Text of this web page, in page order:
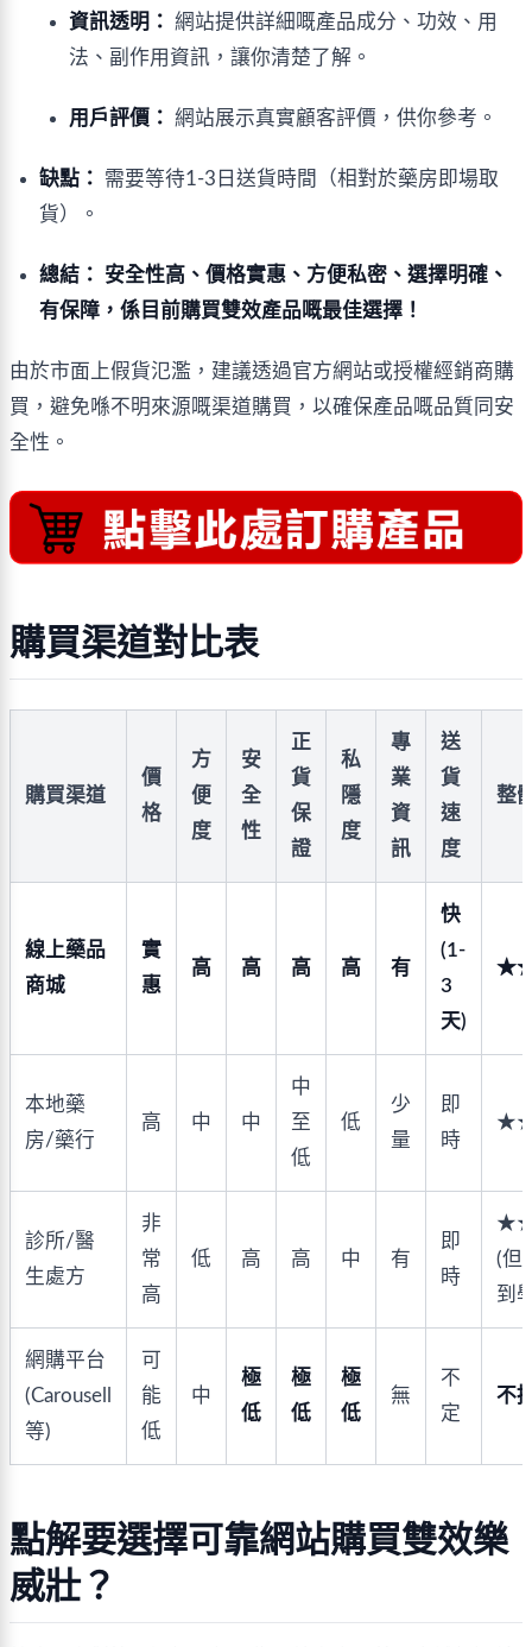
資訊透明： 網站提供詳細嘅產品成分、功效、用
法、副作用資訊，讓你清楚了解。
用戶評價： 網站展示真實顧客評價，供你參考。
缺點：
需要等待1-3日送貨時間（相對於藥房即場取
貨）。
總結：
安全性高、價格實惠、方便私密、選擇明確、
有保障，係目前購買雙效產品嘅最佳選擇！
由於市面上假貨氾濫，建議透過官方網站或授權經銷商購
買，避免喺不明來源嘅渠道購買，以確保產品嘅品質同安
全性。
購買渠道對比表
購買渠道
價
格
方
便
度
安
全
性
正
貨
保
證
私
隱
度
專
業
資
訊
送
貨
速
度
整
線上藥品
商城
實
惠
高 高 高 高 有
快
(1-
3
天)
本地藥
房/藥行
高 中 中
中
至
低
低
少
量
即
時
診所/醫
生處方
非
常
高
低 高 高 中 有
即
時
(但
到
網購平台
(Carousell
等)
可
能
低
中
極
低
極
低
極
低
無
不
定
不
點解要選擇可靠網站購買雙效樂
威壯？